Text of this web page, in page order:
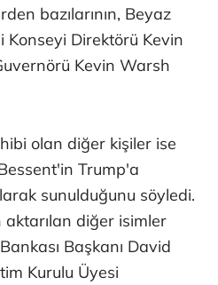
bazılarının, Beyaz
Konseyi Direktörü Kevin
Kevin Warsh
olan diğer kişiler ise
Trump'a
sunulduğunu söyledi.
diğer isimler
Başkanı David
Kurulu Üyesi